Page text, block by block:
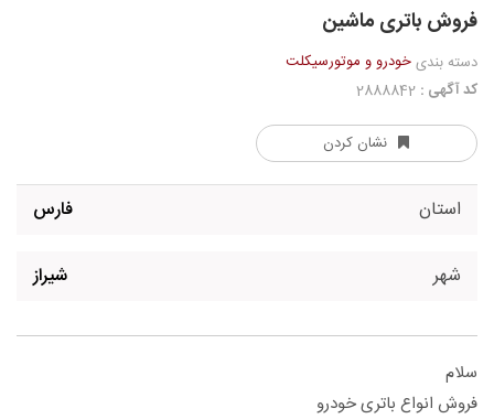
فروش باتری ماشین
دسته بندیخودرو و موتورسیکلت
کد آگهی :
نشان کردن
استان فارس
شهر شیراز
سلام
فروش انواع باتری خودرو